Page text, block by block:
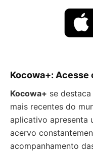
Kocowa+:
Kocowa+ se
mais recentes do
aplicativo apresenta
acervo
acompanhamento